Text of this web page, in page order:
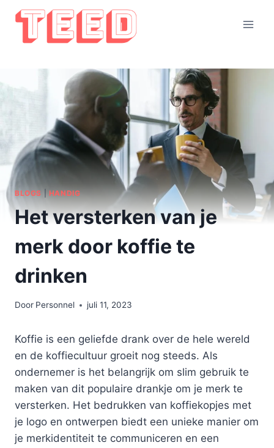
Doorgaan
naar
inhoud
BLOGS HANDIG
Het versterken van je
merk door koffie te
drinken
Door Personnel juli 11, 2023
Koffie is een geliefde drank over de hele wereld
en de koffiecultuur groeit nog steeds. Als
ondernemer is het belangrijk om slim gebruik te
maken van dit populaire drankje om je merk te
versterken. Het bedrukken van koffiekopjes met
je logo en ontwerpen biedt een unieke manier om
je merkidentiteit te communiceren en een